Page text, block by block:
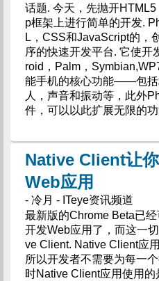
话题. 今天，先抛开
p框架上进行简单的开发.
L，CSS和JavaScript的，
序的快速开发平台. 它使开
roid，Palm，
能手机的核心功能——包括
人，声音和振动等，此外
件，可以以此扩展无限的
Native Client让
Web应用
- 冷月 - ITeye资讯频道
最新版的Chrome Beta已
开发Web应用了，而这一
ve Client. Native Client应
所以开发者不需要为每一
时Native Client应用使用